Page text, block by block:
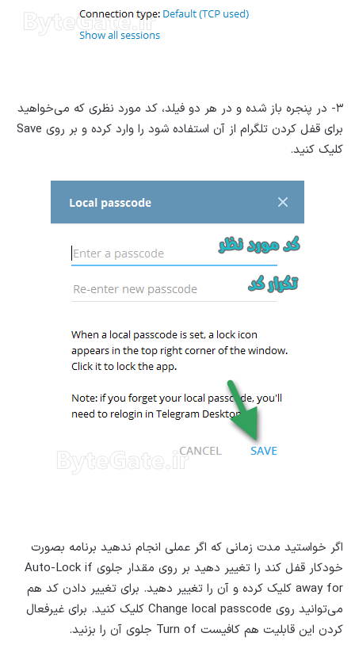
۳- در پنجره باز شده و در هر دو فیلد، کد مورد نظری که می‌خواهید
برای قفل کردن تلگرام از آن استفاده شود را وارد کرده و بر روی Save
کلیک کنید.
اگر خواستید مدت زمانی که اگر عملی انجام ندهید برنامه بصورت
خودکار قفل کند را تغییر دهید بر روی مقدار جلوی Auto-Lock if
away for کلیک کرده و آن را تغییر دهید. برای تغییر دادن کد هم
می‌توانید روی Change local passcode کلیک کنید. برای غیرفعال
کردن این قابلیت هم کافیست Turn of جلوی آن را بزنید.